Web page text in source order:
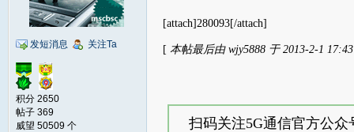
发短消息 关注Ta
积分 2650
帖子 369
威望 50509 个
[attach]280093[/attach]
[ 本帖最后由 wjy5888 于 2013-2-1
扫码关注5G通信官方公